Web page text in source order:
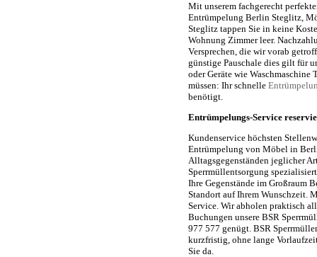
Mit unserem fachgerecht
Entrümpelung Berlin Steglitz,
Steglitz tappen Sie in keine
Wohnung Zimmer leer.
Versprechen, die wir vorab
günstige Pauschale dies gilt für
oder Geräte wie
müssen: Ihr schnelle
benötigt.
Entrümpelungs-Service
Kundenservice höchsten
Entrümpelung von Möbel in
Alltagsgegenständen jeglicher
Sperrmüllentsorgung
Ihre Gegenstände im Großraum
Standort auf Ihrem Wunschzeit.
Service. Wir abholen praktisch
Buchungen unsere BSR
977 577 genügt. BSR
kurzfristig, ohne lange
Sie da.